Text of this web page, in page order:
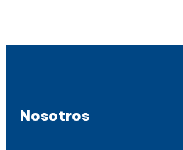
Nosotros